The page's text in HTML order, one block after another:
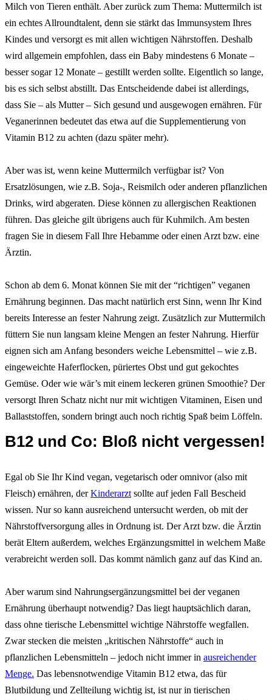
Milch von Tieren enthält. Aber zurück zum Thema: Muttermilch ist
ein echtes Allroundtalent, denn sie stärkt das Immunsystem Ihres
Kindes und versorgt es mit allen wichtigen Nährstoffen. Deshalb
wird allgemein empfohlen, dass ein Baby mindestens 6 Monate –
besser sogar 12 Monate – gestillt werden sollte. Eigentlich so lange,
bis es sich selbst abstillt. Das Entscheidende dabei ist allerdings,
dass Sie – als Mutter – Sich gesund und ausgewogen ernähren. Für
Veganerinnen bedeutet das etwa auf die Supplementierung von
Vitamin B12 zu achten (dazu später mehr).
Aber was ist, wenn keine Muttermilch verfügbar ist? Von
Ersatzlösungen, wie z.B. Soja-, Reismilch oder anderen pflanzlichen
Drinks, wird abgeraten. Diese können zu allergischen Reaktionen
führen. Das gleiche gilt übrigens auch für Kuhmilch. Am besten
fragen Sie in diesem Fall Ihre Hebamme oder einen Arzt bzw. eine
Ärztin.
Schon ab dem 6. Monat können Sie mit der “richtigen” veganen
Ernährung beginnen. Das macht natürlich erst Sinn, wenn Ihr Kind
bereits Interesse an fester Nahrung zeigt. Zusätzlich zur Muttermilch
füttern Sie nun langsam kleine Mengen an fester Nahrung. Hierfür
eignen sich am Anfang besonders weiche Lebensmittel – wie z.B.
eingeweichte Haferflocken, püriertes Obst und gut gekochtes
Gemüse. Oder wie wär’s mit einem leckeren grünen Smoothie? Der
versorgt Ihren Schatz nicht nur mit wichtigen Vitaminen, Eisen und
Ballaststoffen, sondern bringt auch noch richtig Spaß beim Löffeln.
B12 und Co: Bloß nicht vergessen!
Egal ob Sie Ihr Kind vegan, vegetarisch oder omnivor (also mit
Fleisch) ernähren, derKinderarzt sollte auf jeden Fall Bescheid
wissen. Nur so kann ausreichend untersucht werden, ob mit der
Nährstoffversorgung alles in Ordnung ist. Der Arzt bzw. die Ärztin
berät Eltern außerdem, welches Ergänzungsmittel in welchem Maße
verabreicht werden soll. Das kommt nämlich ganz auf das Kind an.
Aber warum sind Nahrungsergänzungsmittel bei der veganen
Ernährung überhaupt notwendig? Das liegt hauptsächlich daran,
dass ohne tierische Lebensmittel wichtige Nährstoffe wegfallen.
Zwar stecken die meisten „kritischen Nährstoffe“ auch in
pflanzlichen Lebensmitteln – jedoch nicht immer in ausreichender
Menge. Das lebensnotwendige Vitamin B12 etwa, das für
Blutbildung und Zellteilung wichtig ist, ist nur in tierischen